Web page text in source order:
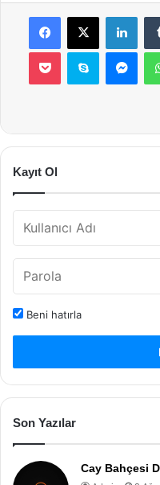
Facebook
X
Pocket Skype
Kayıt Ol
Beni hatırla
Son Yazılar
Cay Bahçesi